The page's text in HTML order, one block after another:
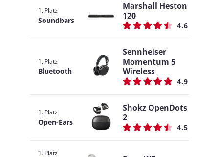
1. Platz
Soundbars
Marshall Heston
120
4.6
1. Platz
Bluetooth
Sennheiser
Momentum 5
Wireless
4.9
1. Platz
Open-Ears
Shokz OpenDots
2
4.5
1. Platz